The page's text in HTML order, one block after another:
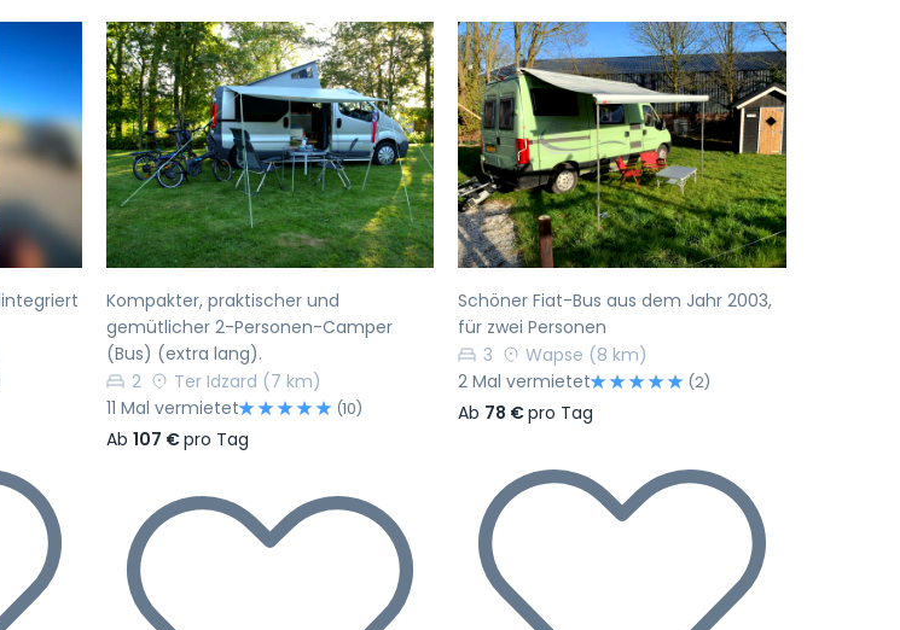
Nächste Vorherige Nächste
Kompakter, praktischer und
gemütlicher 2-Personen-Camper
(Bus) (extra lang).
2
Ter Idzard (7 km)
11 Mal vermietet
(10)
Ab 107 €pro Tag
Vorherige Nächste
Schöner Fiat-Bus aus dem Jahr 2003,
für zwei Personen
3
Wapse (8 km)
2 Mal vermietet
(2)
Ab 78 €pro Tag